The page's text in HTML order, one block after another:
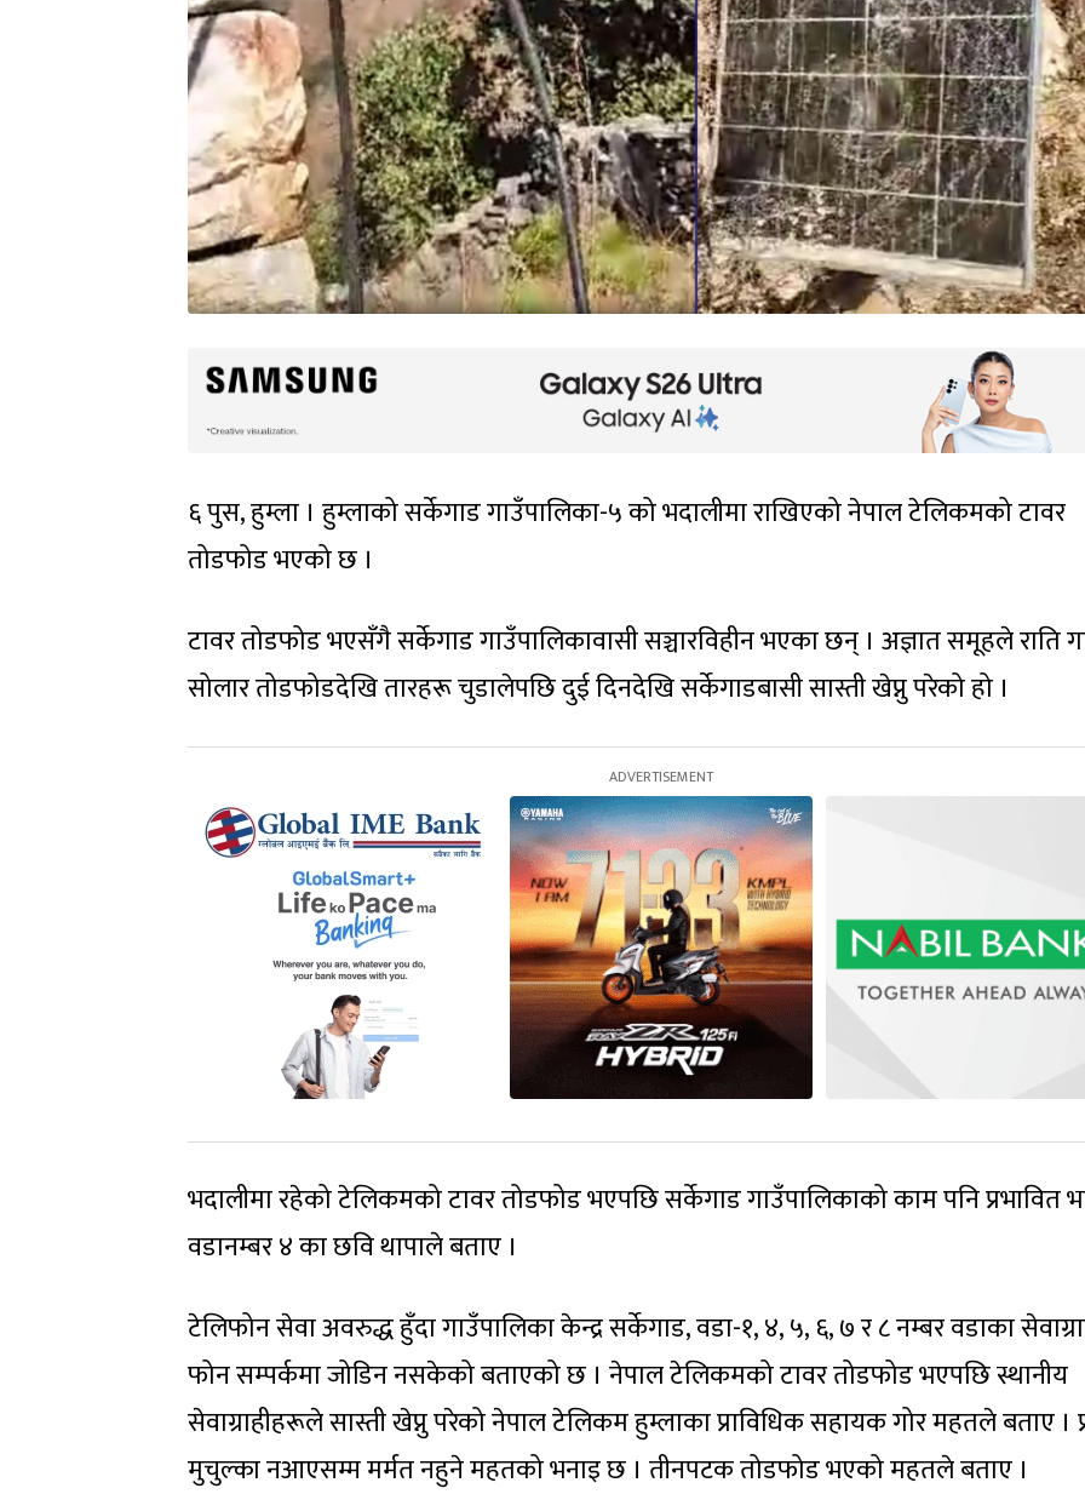
६ पुस, हुम्ला । हुम्लाको सर्केगाड गाउँपालिका-५ को भदालीमा राखिएको नेपाल टेलिकमको टावर
तोडफोड भएको छ ।
टावर तोडफोड भएसँगै सर्केगाड गाउँपालिकावासी सञ्चारविहीन भएका छन् । अज्ञात समूहले राति
सोलार तोडफोडदेखि तारहरू चुडालेपछि दुई दिनदेखि सर्केगाडबासी सास्ती खेप्नु परेको हो ।
भदालीमा रहेको टेलिकमको टावर तोडफोड भएपछि सर्केगाड गाउँपालिकाको काम पनि प्रभावित
वडानम्बर ४ का छवि थापाले बताए ।
टेलिफोन सेवा अवरुद्ध हुँदा गाउँपालिका केन्द्र सर्केगाड, वडा-१, ४, ५, ६, ७ र ८ नम्बर वडाका
फोन सम्पर्कमा जोडिन नसकेको बताएको छ । नेपाल टेलिकमको टावर तोडफोड भएपछि स्थानीय
सेवाग्राहीहरूले सास्ती खेप्नु परेको नेपाल टेलिकम हुम्लाका प्राविधिक सहायक गोर महतले बताए ।
मुचुल्का नआएसम्म मर्मत नहुने महतको भनाइ छ । तीनपटक तोडफोड भएको महतले बताए ।